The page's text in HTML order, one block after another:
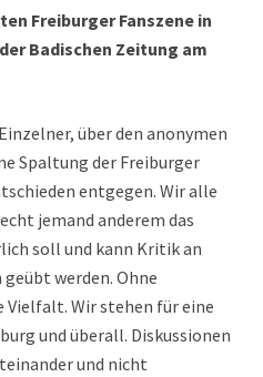
Freiburger Fanszene in
Badischen Zeitung am
über den anonymen
Spaltung der Freiburger
entgegen. Wir alle
jemand anderem das
soll und kann Kritik an
werden. Ohne
Vielfalt. Wir stehen für eine
und überall. Diskussionen
und nicht